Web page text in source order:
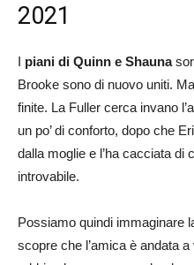
2021
I piani di Quinn e Shauna
Brooke sono di nuovo uniti.
finite. La Fuller cerca invano
un po’ di conforto, dopo che
dalla moglie e l’ha cacciata di
introvabile.
Possiamo quindi immaginare
scopre che l’amica è andata